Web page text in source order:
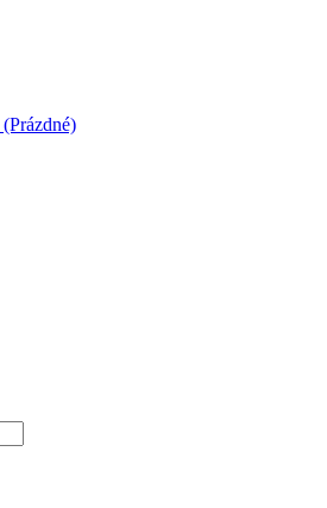
(Prázdné)